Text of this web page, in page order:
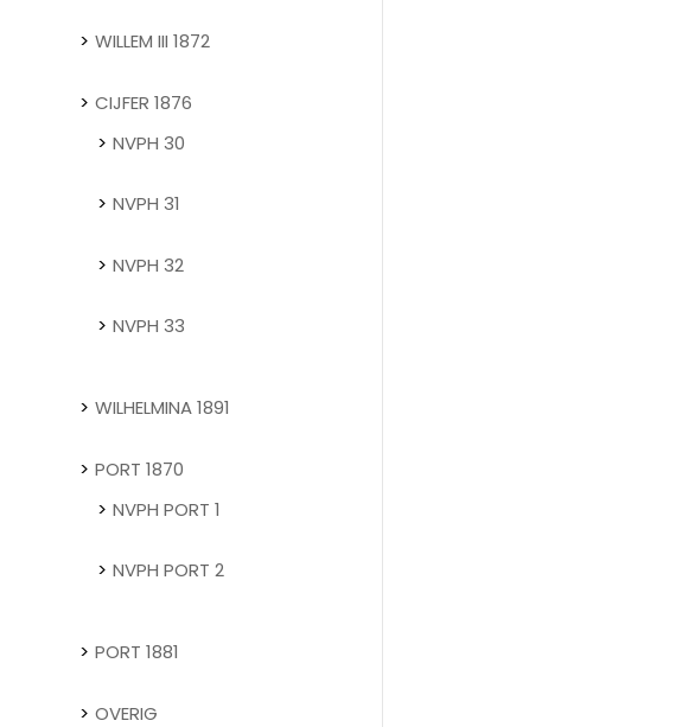
WILLEM III 1872
CIJFER 1876
NVPH 30
NVPH 31
NVPH 32
NVPH 33
WILHELMINA 1891
PORT 1870
NVPH PORT 1
NVPH PORT 2
PORT 1881
OVERIG